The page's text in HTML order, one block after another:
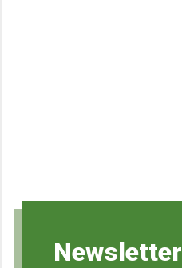
Newsletter